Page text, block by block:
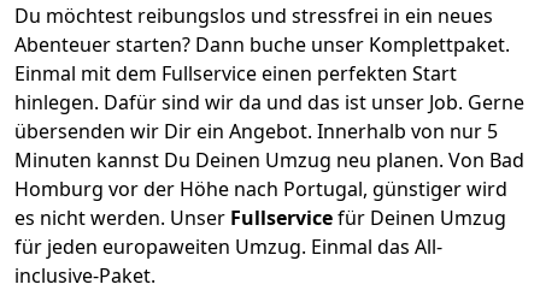
Du möchtest reibungslos und stressfrei in ein neues
Abenteuer starten? Dann buche unser Komplettpaket.
Einmal mit dem Fullservice einen perfekten Start
hinlegen. Dafür sind wir da und das ist unser Job. Gerne
übersenden wir Dir ein Angebot. Innerhalb von nur 5
Minuten kannst Du Deinen Umzug neu planen. Von Bad
Homburg vor der Höhe nach Portugal, günstiger wird
es nicht werden. Unser Fullservicefür Deinen Umzug
für jeden europaweiten Umzug. Einmal das All-
inclusive-Paket.